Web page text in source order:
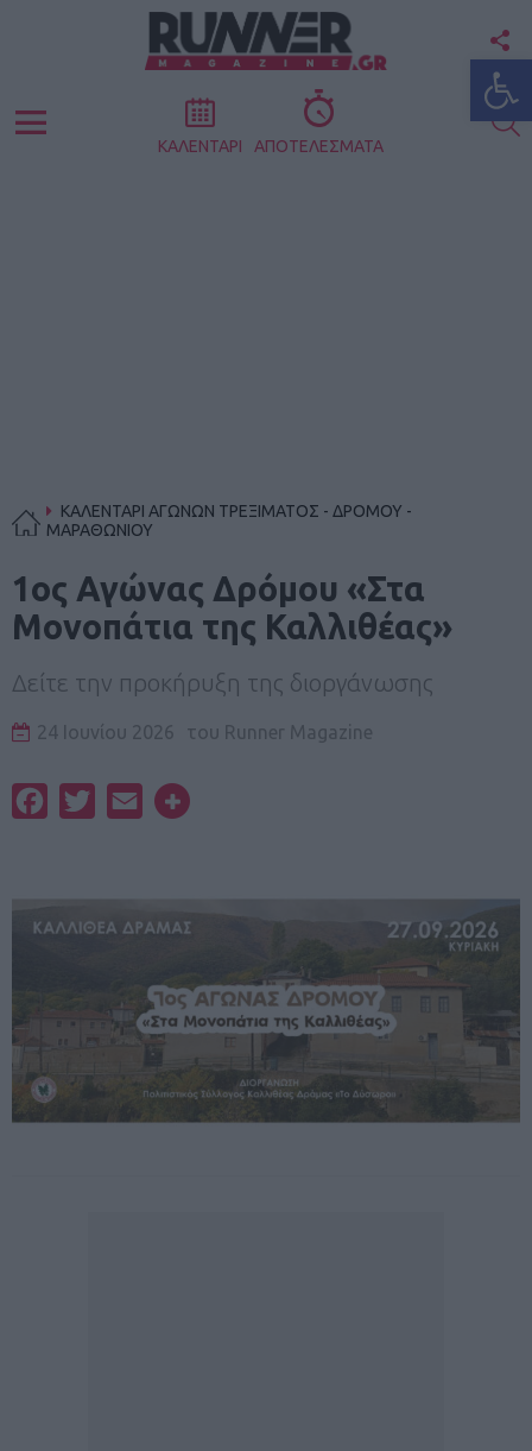
Menu ΚΑΛΕΝΤΑΡΙ ΑΠΟΤΕΛΕΣΜΑΤΑ
ΚΑΛΕΝΤΑΡΙ ΑΓΩΝΩΝ ΤΡΕΞΙΜΑΤΟΣ - ΔΡΟΜΟΥ -
ΜΑΡΑΘΩΝΙΟΥ
1ος Αγώνας Δρόμου «Στα
Μονοπάτια της Καλλιθέας»
Δείτε την προκήρυξη της διοργάνωσης
24 Ιουνίου 2026 του Runner Magazine
FacebookTwitterEmail